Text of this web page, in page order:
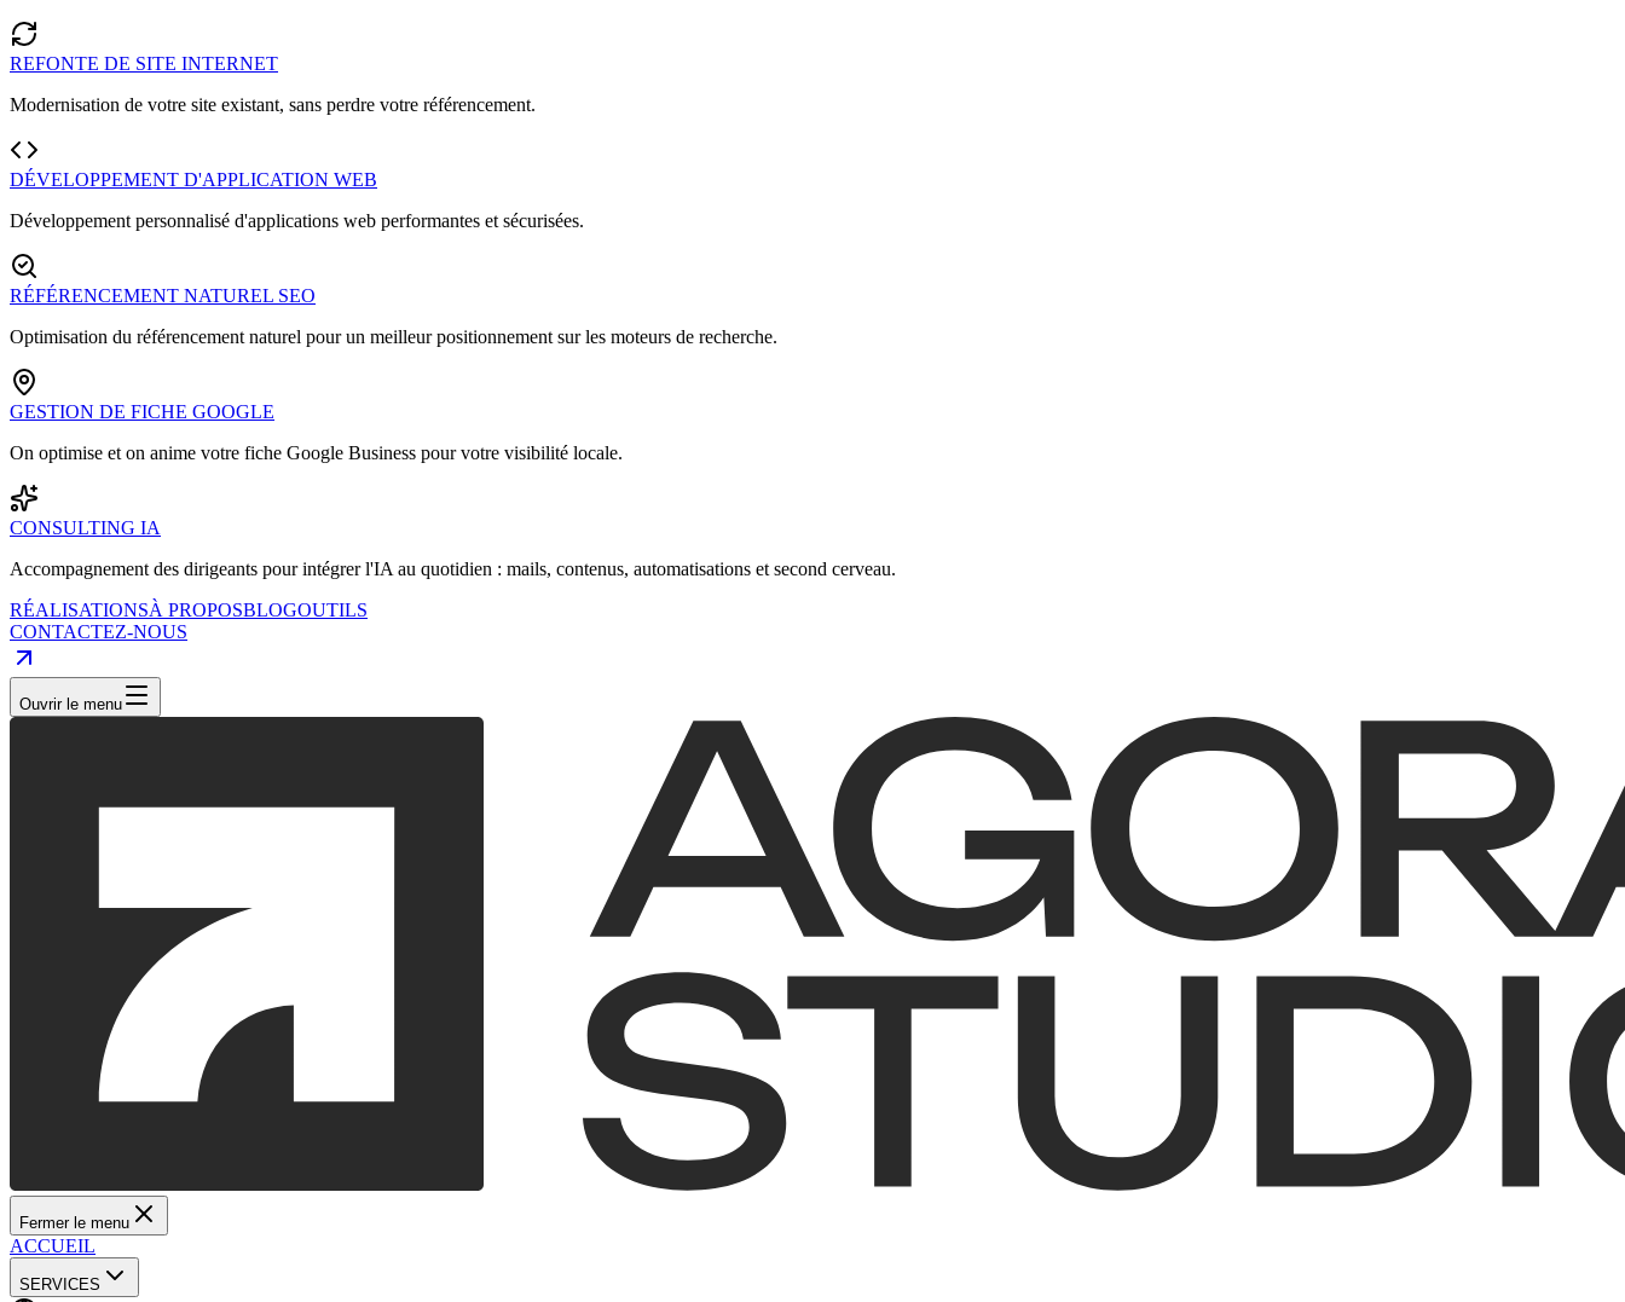
REFONTE DE SITE INTERNET
Modernisation de votre site existant, sans perdre votre référencement.
DÉVELOPPEMENT D'APPLICATION WEB
Développement personnalisé d'applications web performantes et sécurisées.
RÉFÉRENCEMENT NATUREL SEO
Optimisation du référencement naturel pour un meilleur positionnement sur les moteurs de recherche.
GESTION DE FICHE GOOGLE
On optimise et on anime votre fiche Google Business pour votre visibilité locale.
CONSULTING IA
Accompagnement des dirigeants pour intégrer l'IA au quotidien : mails, contenus, automatisations et second cerveau.
RÉALISATIONSÀ PROPOSBLOGOUTILS
CONTACTEZ-NOUS
Ouvrir le menu
Fermer le menu
ACCUEIL
SERVICES